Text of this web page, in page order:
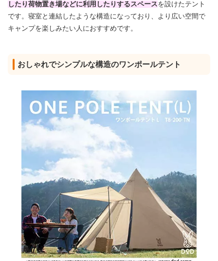
したり荷物置き場などに利用したりするスペースを設けたテント
です。寝室と連結したような構造になっており、より広い空間で
キャンプを楽しみたい人におすすめです。
おしゃれでシンプルな構造のワンポールテント